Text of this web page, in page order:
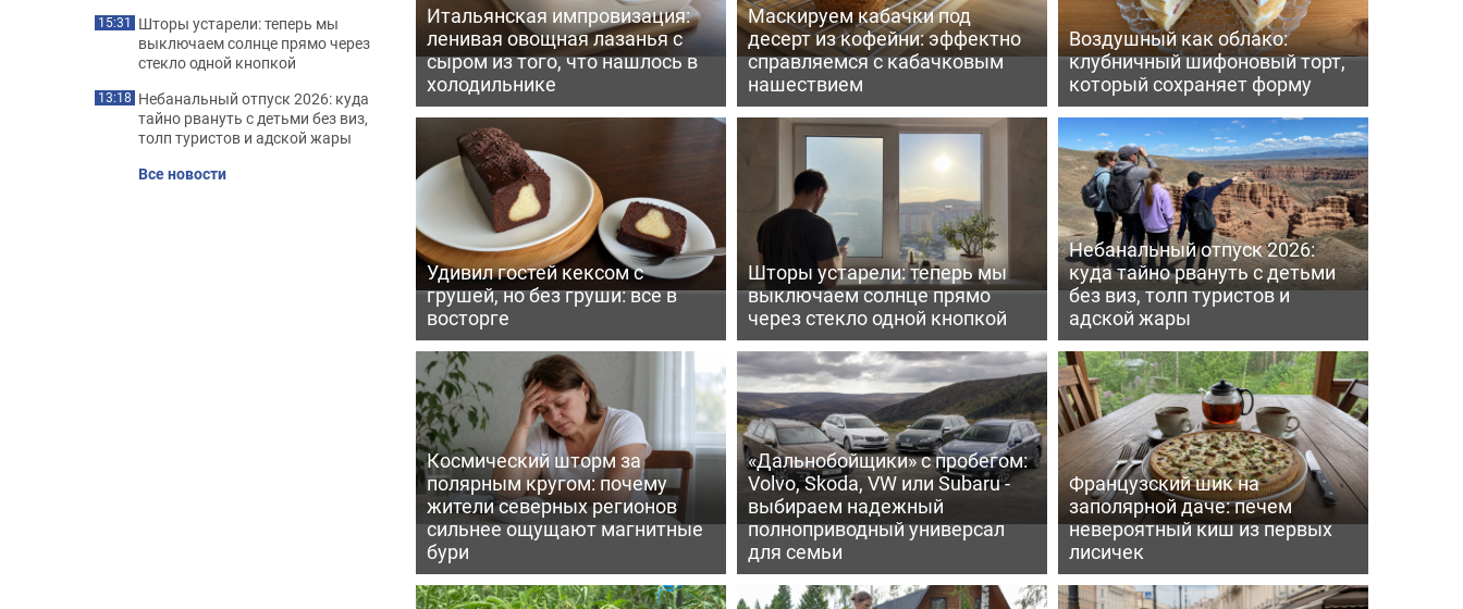
Итальянская импровизация:
ленивая овощная лазанья с
сыром из того, что нашлось в
холодильнике
Маскируем кабачки под
десерт из кофейни: эффектно
справляемся с кабачковым
нашествием
Воздушный как облако:
клубничный шифоновый торт,
который сохраняет форму
Удивил гостей кексом с
грушей, но без груши: все в
восторге
Шторы устарели: теперь мы
выключаем солнце прямо
через стекло одной кнопкой
Небанальный отпуск 2026:
куда тайно рвануть с детьми
без виз, толп туристов и
адской жары
Космический шторм за
полярным кругом: почему
жители северных регионов
сильнее ощущают магнитные
бури
«Дальнобойщики» с пробегом:
Volvo, Skoda, VW или Subaru -
выбираем надежный
полноприводный универсал
для семьи
Французский шик на
заполярной даче: печем
невероятный киш из первых
лисичек
15:31 Шторы устарели: теперь мы
выключаем солнце прямо через
стекло одной кнопкой
13:18 Небанальный отпуск 2026: куда
тайно рвануть с детьми без виз,
толп туристов и адской жары
Все новости